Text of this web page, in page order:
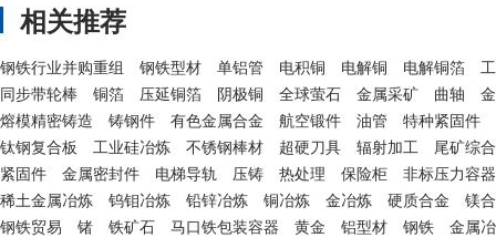
相关推荐
钢铁行业并购重组 钢铁型材 单铝管 电积铜 电解铜 电解铜箔
同步带轮棒
铜箔 压延铜箔 阴极铜 全球萤石 金属采矿 曲轴
熔模精密铸造
铸钢件 有色金属合金 航空锻件 油管
特种紧固件
钛钢复合板
工业硅冶炼 不锈钢棒材 超硬刀具 辐射加工
尾矿综
紧固件
金属密封件 电梯导轨 压铸 热处理 保险柜
非标压力容器
稀土金属冶炼
钨钼冶炼 铅锌冶炼 铜冶炼 金冶炼 硬质合金
镁
钢铁贸易
锗 铁矿石 马口铁包装容器 黄金 铝型材 钢铁 金属